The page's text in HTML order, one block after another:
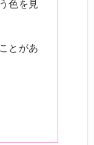
色を見
とがあ